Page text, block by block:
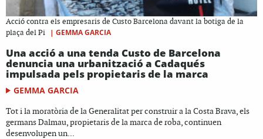
Acció contra els empresaris de Custo Barcelona davant la botiga de la
plaça del Pi
| GEMMA GARCIA
Una acció a una tenda Custo de Barcelona
denuncia una urbanització a Cadaqués
impulsada pels propietaris de la marca
GEMMA GARCIA
Tot i la moratòria de la Generalitat per construir a la Costa Brava, els
germans Dalmau, propietaris de la marca de roba, continuen
desenvolupen un...